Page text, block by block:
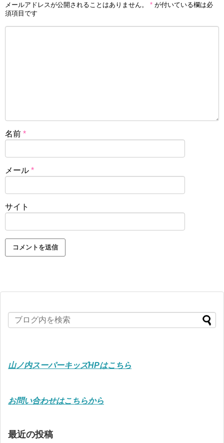
メールアドレスが公開されることはありません。 * が付いている欄は必
須項目です
名前 *
メール *
サイト
山ノ内スーパーキッズHPはこちら
お問い合わせはこちらから
最近の投稿